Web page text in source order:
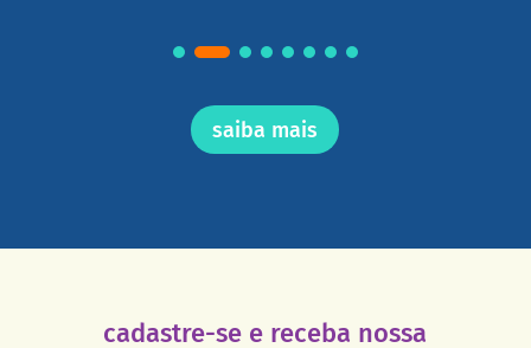
saiba mais
cadastre-se e receba nossa